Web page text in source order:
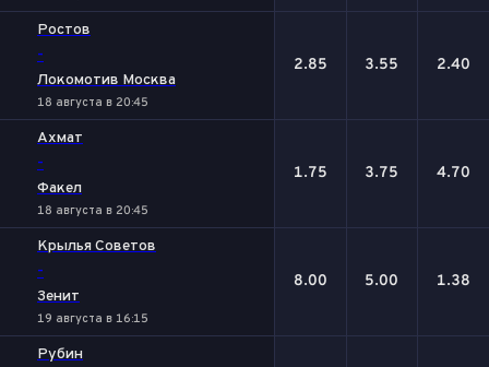
Ростов
-
Локомотив Москва
18 августа в 20:45
2.85 3.55 2.40
Ахмат
-
Факел
18 августа в 20:45
1.75 3.75 4.70
Крылья Советов
-
Зенит
19 августа в 16:15
8.00 5.00 1.38
Рубин